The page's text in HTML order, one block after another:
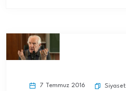
7 Temmuz 2016 Siyaset